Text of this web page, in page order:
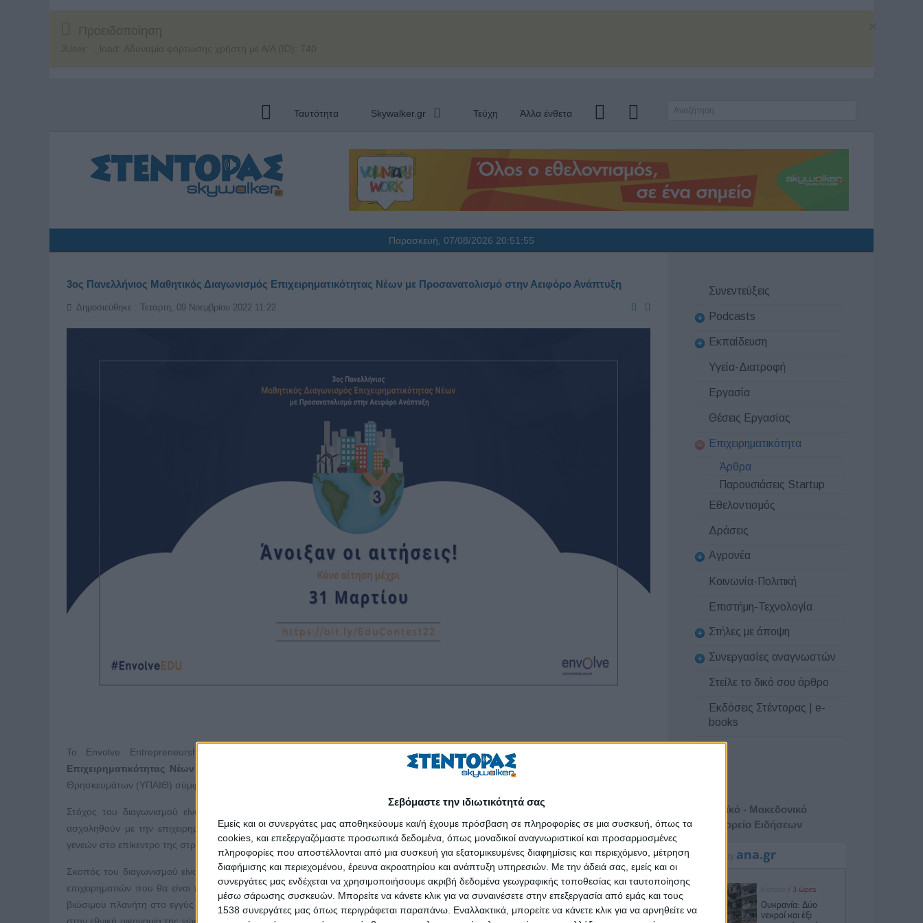
Σεβόμαστε την ιδιωτικότητά σας
Εμείς και οι συνεργάτες μας αποθηκεύουμε και/ή έχουμε πρόσβαση σε πληροφορίες σε μια συσκευή, όπως τα
cookies, και επεξεργαζόμαστε προσωπικά δεδομένα, όπως μοναδικοί αναγνωριστικοί και προσαρμοσμένες
πληροφορίες που αποστέλλονται από μια συσκευή για εξατομικευμένες διαφημίσεις και περιεχόμενο, μέτρηση
διαφήμισης και περιεχομένου, έρευνα ακροατηρίου και ανάπτυξη υπηρεσιών. Με την άδειά σας, εμείς και οι
συνεργάτες μας ενδέχεται να χρησιμοποιήσουμε ακριβή δεδομένα γεωγραφικής τοποθεσίας και ταυτοποίησης
μέσω σάρωσης συσκευών. Μπορείτε να κάνετε κλικ για να συναινέσετε στην επεξεργασία από εμάς και τους
1538 συνεργάτες μας όπως περιγράφεται παραπάνω. Εναλλακτικά, μπορείτε να κάνετε κλικ για να αρνηθείτε να
Προειδοποίηση
JUser: :_load: Αδυναμία φόρτωσης χρήστη με Α/Α (ID): 740
Ταυτότητα Skywalker.gr Τεύχη Άλλα ένθετα
Παρασκευή, 07/08/2026 20:51:56
3ος Πανελλήνιος Μαθητικός Διαγωνισμός Επιχειρηματικότητας Νέων με Προσανατολισμό στην Αειφόρο Ανάπτυξη
Δημοσιεύθηκε : Τετάρτη, 09 Νοεμβρίου 2022 11:22
Το Envolve Entrepreneurship ( ) διοργανώνει τον 3ο Πανελλήνιο Μαθητικό Διαγωνισμό
Επιχειρηματικότητας Νέων με προσανατολισμό στην Αειφόρο Aνάπτυξη , που έχει εγκριθεί από το υπουργείο Παιδείας και
Θρησκευμάτων (ΥΠΑΙΘ) σύμφωνα με το έγγραφο με
Στόχος του διαγωνισμού είναι να δώσει το ερέθισμα στις/στους μαθήτριες/τές όλων των γυμνασίων και λυκείων της χώρας να
ασχοληθούν με την επιχειρηματικότητα, θέτοντας την προστασία του περιβάλλοντος και την προοπτική ανάπτυξης των επόμενων
γενεών στο επίκεντρο της στρατηγικής τους.
Σκοπός του διαγωνισμού είναι μέσα από την ανάδειξη και την καλλιέργεια επιχειρηματικών δεξιοτήτων να δημιουργηθεί μια νέα γενιά
επιχειρηματιών που θα είναι προσανατολισμένη στην αειφόρο ανάπτυξη και θα συμβάλει με καθοριστικό τρόπο στη διατήρηση ενός
βιώσιμου πλανήτη στο εγγύς μέλλον. Η προτεινόμενη δράση μακροπρόθεσμα έχει τη δυνατότητα να δημιουργήσει προστιθέμενη αξία
Συνεντεύξεις
Podcasts
Εκπαίδευση
Υγεία-Διατροφή
Εργασία
Θέσεις Εργασίας
Επιχειρηματικότητα
Άρθρα
Παρουσιάσεις Startup
Εθελοντισμός
Δράσεις
Αγρονέα
Κοινωνία-Πολιτική
Επιστήμη-Τεχνολογία
Στήλες με άποψη
Συνεργασίες αναγνωστών
Στείλε το δικό σου άρθρο
Εκδόσεις Στέντορας | e-
books
Αθηναϊκό - Μακεδονικό
Πρακτορείο Ειδήσεων